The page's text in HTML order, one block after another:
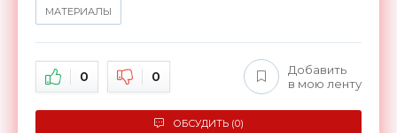
МАТЕРИАЛЫ
0 0
Добавить
в мою ленту
ОБСУДИТЬ (0)